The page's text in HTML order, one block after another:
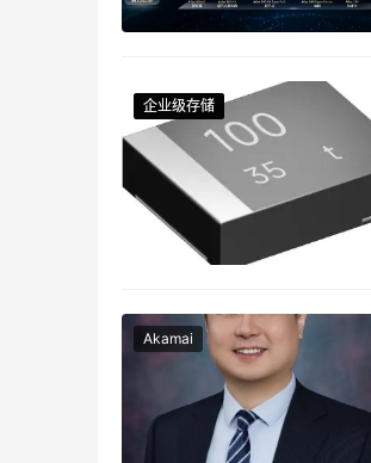
企业级存储
企业级存储
企业级存储
企业级存储
Akamai